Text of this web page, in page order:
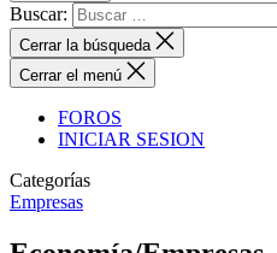
Buscar:
Cerrar la búsqueda
Cerrar el menú
FOROS
INICIAR SESION
Categorías
Empresas